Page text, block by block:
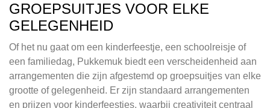
GROEPSUITJES VOOR ELKE
GELEGENHEID
Of het nu gaat om een kinderfeestje, een schoolreisje of
een familiedag, Pukkemuk biedt een verscheidenheid aan
arrangementen die zijn afgestemd op groepsuitjes van elke
grootte of gelegenheid. Er zijn standaard arrangementen
en prijzen voor kinderfeestjes, waarbij creativiteit centraal